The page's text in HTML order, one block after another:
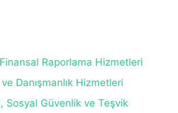
Raporlama Hizmetleri
Danışmanlık Hizmetleri
Sosyal Güvenlik ve Teşvik